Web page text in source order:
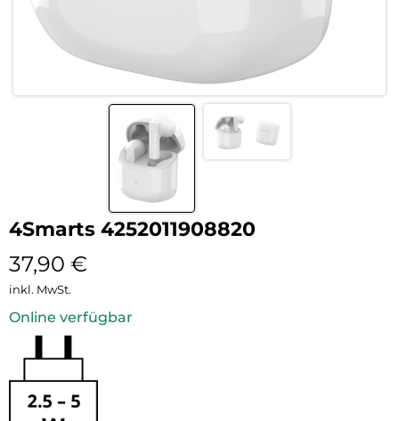
4Smarts 4252011908820
37,90 €
inkl. MwSt.
Online verfügbar